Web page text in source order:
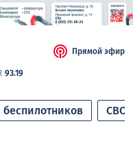
93.19
Прямой эфир
беспилотников СВО